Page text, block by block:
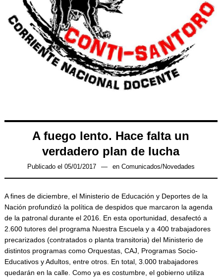
A fuego lento. Hace falta un
verdadero plan de lucha
Publicado el 05/01/201705/01/2017
en Comunicados/Novedades
A fines de diciembre, el Ministerio de Educación y Deportes de la
Nación profundizó la política de despidos que marcaron la agenda
de la patronal durante el 2016. En esta oportunidad, desafectó a
2.600 tutores del programa Nuestra Escuela y a 400 trabajadores
precarizados (contratados o planta transitoria) del Ministerio de
distintos programas como Orquestas, CAJ, Programas Socio-
Educativos y Adultos, entre otros. En total, 3.000 trabajadores
quedarán en la calle. Como ya es costumbre, el gobierno utiliza